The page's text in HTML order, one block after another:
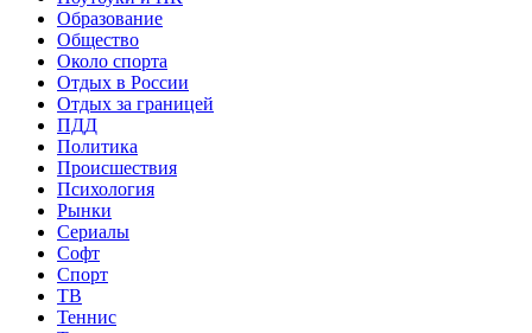
Образование
Общество
Около спорта
Отдых в России
Отдых за границей
ПДД
Политика
Происшествия
Психология
Рынки
Сериалы
Софт
Спорт
ТВ
Теннис